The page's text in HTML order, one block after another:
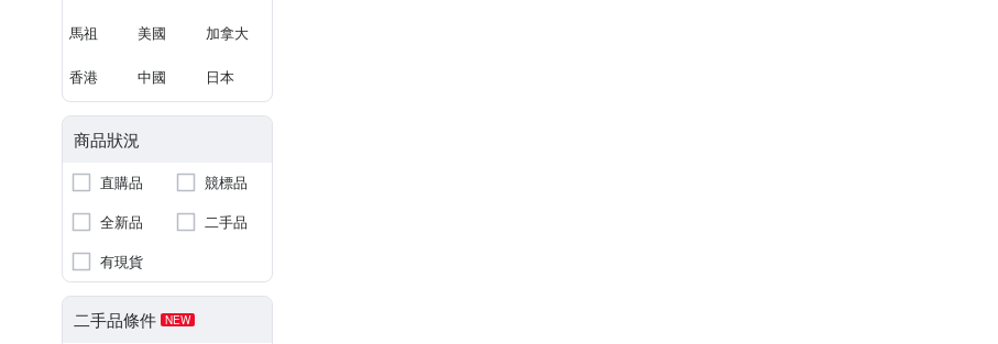
馬祖 美國 加拿大
香港 中國 日本
商品狀況
直購品
競標品
全新品
二手品
有現貨
二手品條件 NEW